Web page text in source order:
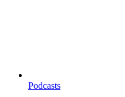
Podcasts